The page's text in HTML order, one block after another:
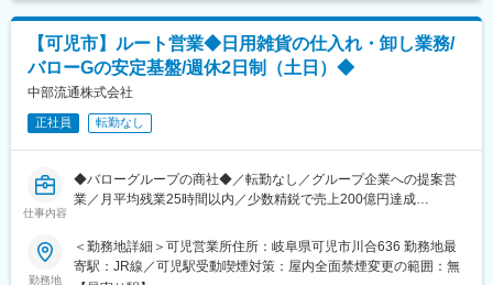
◇主な取引先…TOYOTA、岐阜日野自動車、L＆F中部、新明和オ
ートエンジニアリングなどの指定工場、GSユアサバッテリー、デ
ンソーサービスの特約店
◇社員思いの社風
社員の方に少しでも楽に整備を行っていただきたいという思いか
しましたので、整備点検効率が良くなりました。
また、シフト制もチームごとの希望制となっており、シフトの要
変更の範囲：無
■働く環境：
月の平均残業時間は5～20時間と少なめのため、ワークライフバ
ランスを整えることができます。
■手当・福利厚生について：
◇住宅手当や昼食代補助制度など日々の生活費の節約に繋がる制
目指せます。
◇当社の退職金制度は「確定拠出年金」か「退職金前払い」のど
ンに合わせた柔軟な対応を可能にしています。
【可児市】ルート営業◆日用雑貨の仕入れ・卸し業務/
バローGの安定基盤/週休2日制（土日）◆
中部流通株式会社
正社員 転勤なし
仕事内容
◆バローグループの商社◆／転勤なし／グループ企業への提案営
業／月平均残業25時間以内／少数精鋭で売上200億円達成
■業務概要：
バローやVドラッグなどバローグループの企業に対して、日用雑貨
の営業及び現場改善提案をご担当頂きます。ルート営業がメイン
勤務地
＜勤務地詳細＞可児営業所住所：岐阜県可児市川合636 勤務地最
寄駅：JR線／可児駅受動喫煙対策：屋内全面禁煙変更の範囲：無